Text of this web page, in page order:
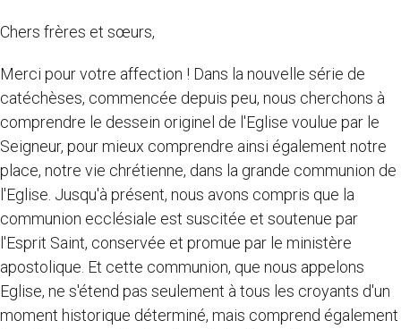
Chers frères et sœurs,
Merci pour votre affection ! Dans la nouvelle série de
catéchèses, commencée depuis peu, nous cherchons à
comprendre le dessein originel de l'Eglise voulue par le
Seigneur, pour mieux comprendre ainsi également notre
place, notre vie chrétienne, dans la grande communion de
l'Eglise. Jusqu'à présent, nous avons compris que la
communion ecclésiale est suscitée et soutenue par
l'Esprit Saint, conservée et promue par le ministère
apostolique. Et cette communion, que nous appelons
Eglise, ne s'étend pas seulement à tous les croyants d'un
moment historique déterminé, mais comprend également